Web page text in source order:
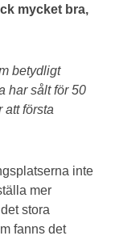
mycket bra,
betydligt
har sålt för 50
att första
inte
mer
stora
fanns det